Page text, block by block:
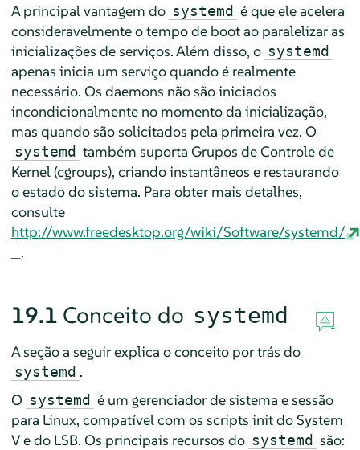
A principal vantagem do systemd é que ele acelera
consideravelmente o tempo de boot ao paralelizar as
inicializações de serviços. Além disso, o systemd
apenas inicia um serviço quando é realmente
necessário. Os daemons não são iniciados
incondicionalmente no momento da inicialização,
mas quando são solicitados pela primeira vez. O
systemd também suporta Grupos de Controle de
Kernel (cgroups), criando instantâneos e restaurando
o estado do sistema. Para obter mais detalhes,
consulte
http://www.freedesktop.org/wiki/Software/systemd/
.
19.1 Conceito do systemd
A seção a seguir explica o conceito por trás do
systemd .
O systemd é um gerenciador de sistema e sessão
para Linux, compatível com os scripts init do System
V e do LSB. Os principais recursos do systemd são: